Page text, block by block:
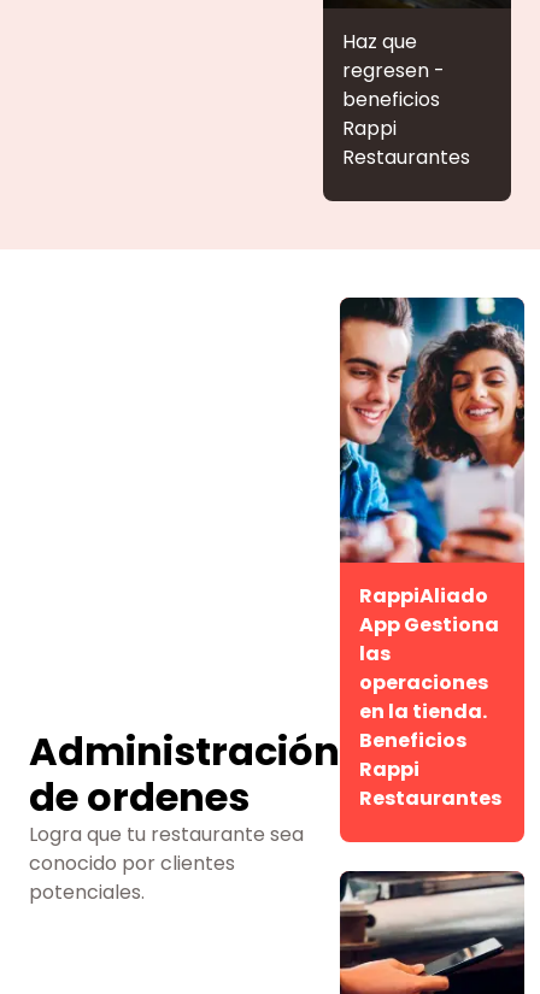
Haz que
regresen -
beneficios
Rappi
Restaurantes
Administración
de ordenes
Logra que tu restaurante sea
conocido por clientes
potenciales.
RappiAliado
App Gestiona
las
operaciones
en la tienda.
Beneficios
Rappi
Restaurantes